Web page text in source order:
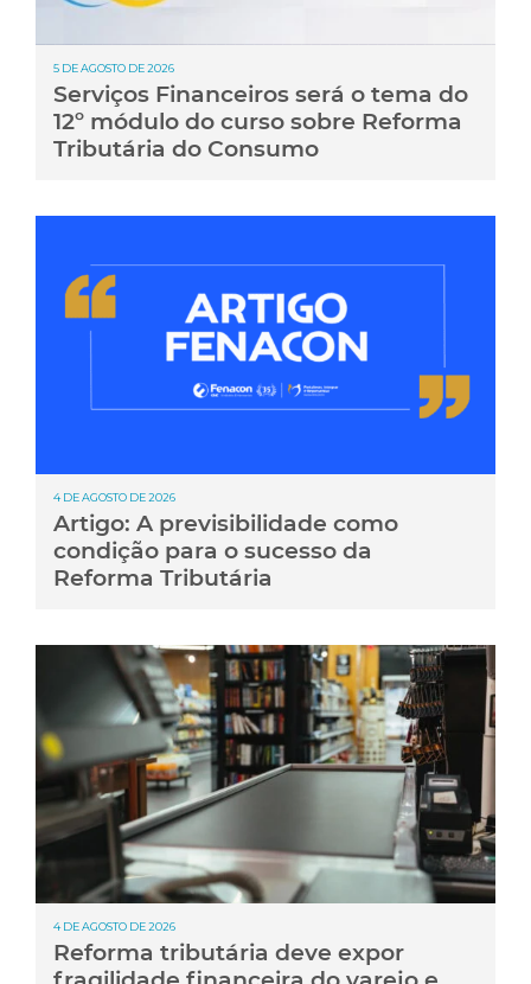
5 DE AGOSTO DE 2026
Serviços Financeiros será o tema do
12º módulo do curso sobre Reforma
Tributária do Consumo
4 DE AGOSTO DE 2026
Artigo: A previsibilidade como
condição para o sucesso da
Reforma Tributária
4 DE AGOSTO DE 2026
Reforma tributária deve expor